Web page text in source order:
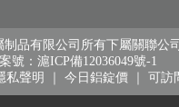
制品有限公司所有下屬關聯公
號：滬ICP備12036049號-1
私聲明 今日鋁錠價 可訪